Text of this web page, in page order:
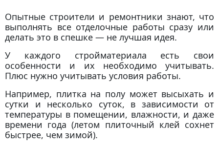
Опытные строители и ремонтники знают, что
выполнять все отделочные работы сразу или
делать это в спешке — не лучшая идея.
У каждого стройматериала есть свои
особенности и их необходимо учитывать.
Плюс нужно учитывать условия работы.
Например, плитка на полу может высыхать и
сутки и несколько суток, в зависимости от
температуры в помещении, влажности, и даже
времени года (летом плиточный клей сохнет
быстрее, чем зимой).